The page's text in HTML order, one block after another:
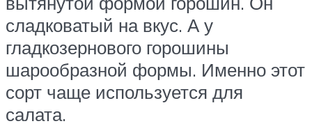
сладковатый на вкус. А у
гладкозернового горошины
шарообразной формы. Именно этот
сорт чаще используется для
салата.